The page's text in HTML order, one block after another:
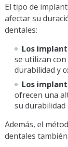
El tipo de
afectar su
dentales:
Los
se utilizan
durabilidad y
Los
ofrecen una
su durabilidad
Además, el
dentales